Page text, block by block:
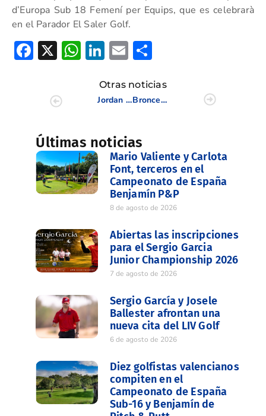
d’Europa Sub 18 Femení per Equips, que es celebrarà
en el Parador El Saler Golf.
Facebook
X WhatsApp
LinkedIn
Email
Otras noticias
Jordan Gibb y Emilio Rodríguez, líderes de la cuarta prueba del Circuito de Profesionales de la Comunidad Valenciana
Bronce para España en el Mundial Júnior por Equipos Masculino 2019
Últimas noticias
Mario Valiente y Carlota
Font, terceros en el
Campeonato de España
Benjamín P&P
8 de agosto de 2026
Abiertas las inscripciones
para el Sergio Garcia
Junior Championship 2026
7 de agosto de 2026
Sergio García y Josele
Ballester afrontan una
nueva cita del LIV Golf
6 de agosto de 2026
Diez golfistas valencianos
compiten en el
Campeonato de España
Sub-16 y Benjamín de